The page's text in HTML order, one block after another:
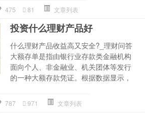
475 81 文章列表
投资什么理财产品好
什么理财产品收益高又安全?_理财问答
大额存单是指由银行业存款类金融机构
面向个人、非金融业、机关团体等发行
的一种大额存款凭证。根据数据显示，
787 971 文章列表